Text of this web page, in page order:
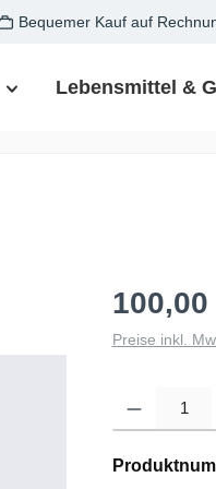
Bequemer Kauf auf
Lebensmittel &
100,00
Preise inkl.